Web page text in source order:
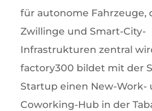
für autonome Fahrzeuge,
Zwillinge und Smart-City-
Infrastrukturen zentral
factory300 bildet mit der
Startup einen New-Work-
Coworking-Hub in der